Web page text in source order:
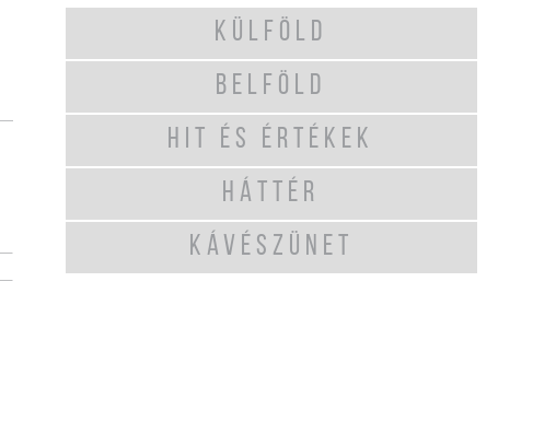
KÜLFÖLD
BELFÖLD
HIT ÉS ÉRTÉKEK
HÁTTÉR
KÁVÉSZÜNET